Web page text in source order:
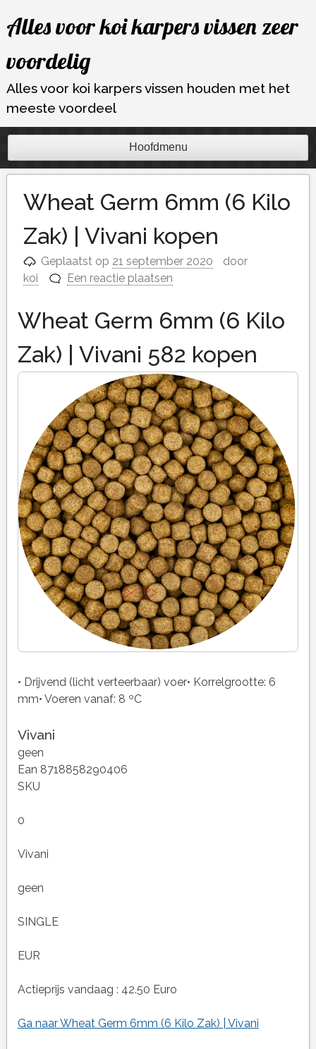
naar
inhoud
Alles voor koi karpers vissen zeer
voordelig
Alles voor koi karpers vissen houden met het
meeste voordeel
Hoofdmenu
Wheat Germ 6mm (6 Kilo
Zak) | Vivani kopen
Geplaatst op 21 september 2020
door
koi
Een reactie plaatsen
Wheat Germ 6mm (6 Kilo
Zak) | Vivani 582 kopen
• Drijvend (licht verteerbaar) voer• Korrelgrootte: 6
mm• Voeren vanaf: 8 ºC
Vivani
geen
Ean 8718858290406
SKU
0
Vivani
geen
SINGLE
EUR
Actieprijs vandaag : 42.50 Euro
Ga naar Wheat Germ 6mm (6 Kilo Zak) | Vivani